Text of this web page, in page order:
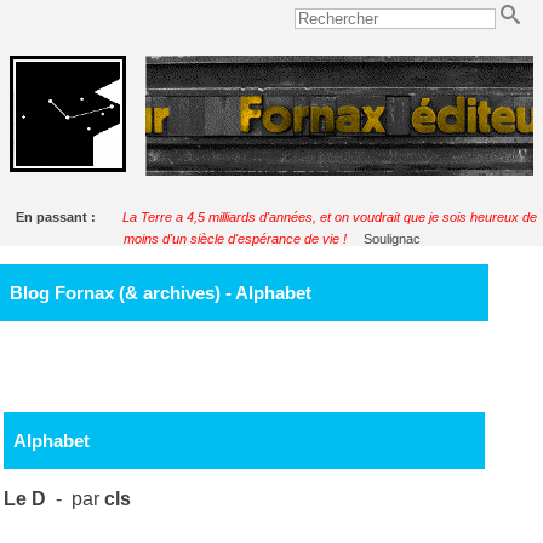
En passant :
La Terre a 4,5 milliards d'années, et on voudrait que je sois heureux de
moins d'un siècle d'espérance de vie !
Soulignac
Blog Fornax (& archives) - Alphabet
Alphabet
Le D - parcls